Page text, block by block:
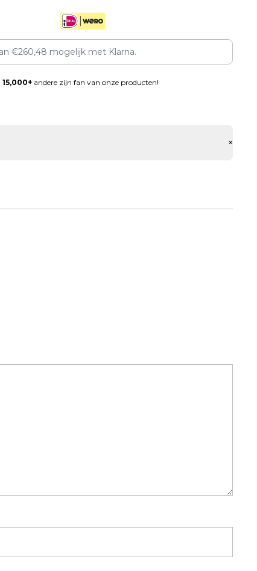
€260,48 mogelijk met Klarna.
15,000+andere zijn fan van onze producten!
+